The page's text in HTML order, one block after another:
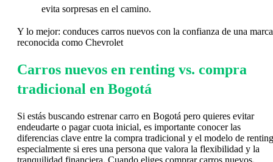
evita sorpresas en el camino.
Y lo mejor: conduces carros nuevos con la confianza de una marca
reconocida como Chevrolet
Carros nuevos en renting vs. compra
tradicional en Bogotá
Si estás buscando estrenar carro en Bogotá pero quieres evitar
endeudarte o pagar cuota inicial, es importante conocer las
diferencias clave entre la compra tradicional y el modelo de
especialmente si eres una persona que valora la flexibilidad y la